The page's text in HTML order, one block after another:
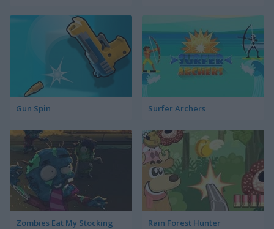
Gun Spin Surfer Archers
Zombies Eat My Stocking Rain Forest Hunter